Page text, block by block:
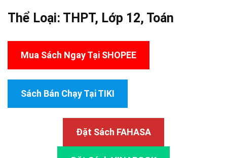
Thể Loại: THPT, Lớp 12, Toán
Mua Sách Ngay Tại SHOPEE
Sách Bán Chạy Tại TIKI
Đặt Sách FAHASA